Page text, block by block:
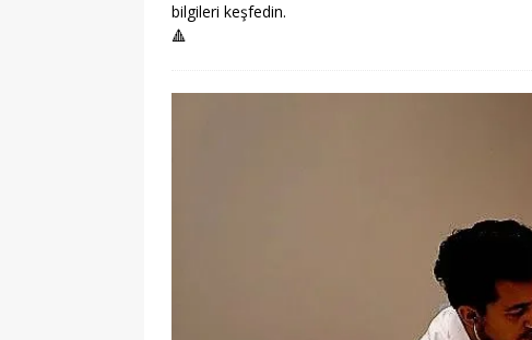
bilgileri keşfedin.
🔺